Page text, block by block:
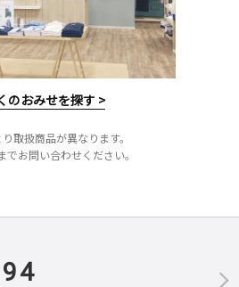
のおみせを探す >
取扱商品が異なります。
でお問い合わせください。